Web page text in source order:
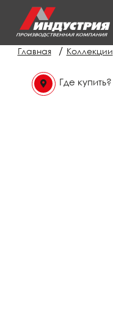
Главная / Коллекции
Где купить?